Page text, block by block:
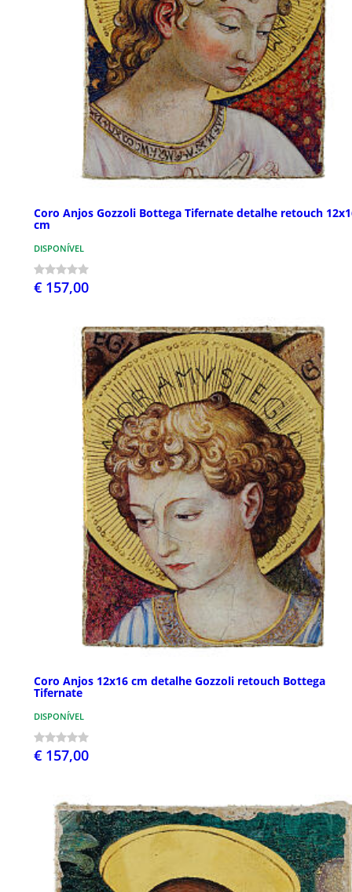
Coro Anjos Gozzoli Bottega Tifernate detalhe retouch
cm
DISPONÍVEL
€ 157,00
Coro Anjos 12x16 cm detalhe Gozzoli retouch Bottega
Tifernate
DISPONÍVEL
€ 157,00